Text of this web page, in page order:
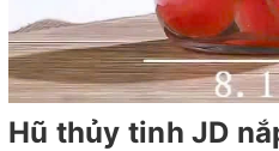
Hũ thủy tinh JD